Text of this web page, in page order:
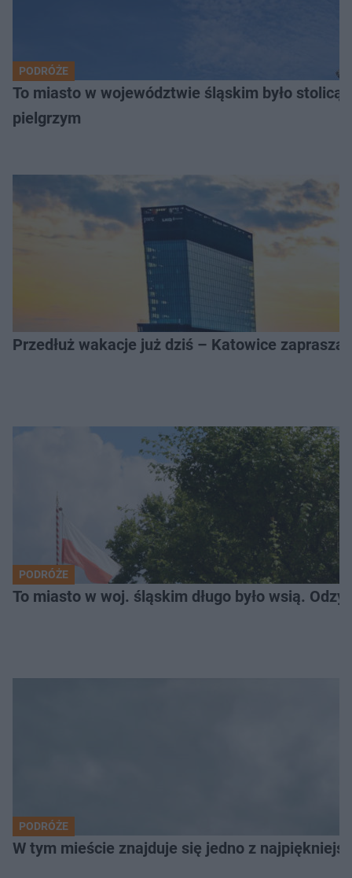
PODRÓŻE
To miasto w województwie śląskim było
pielgrzym
Przedłuż wakacje już dziś – Katowice
PODRÓŻE
To miasto w woj. śląskim długo było wsią.
PODRÓŻE
W tym mieście znajduje się jedno z